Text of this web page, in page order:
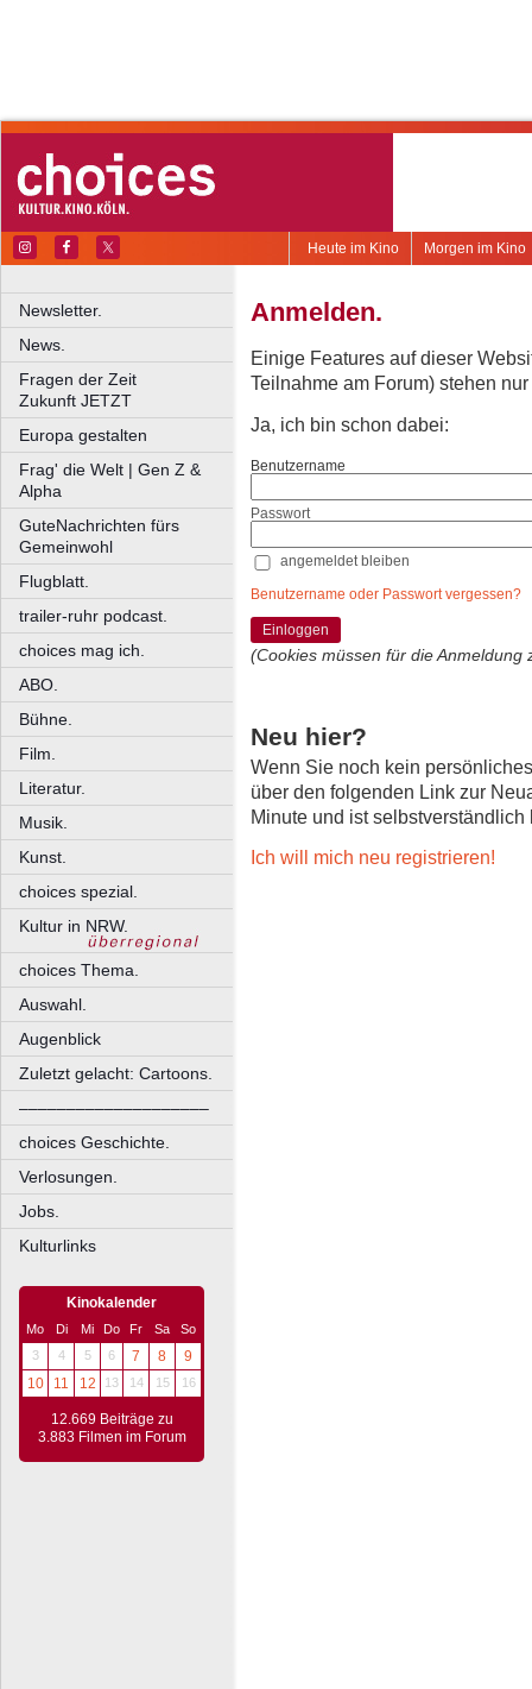
Morgen im Kino
Heute im Kino
Newsletter.
News.
Fragen der Zeit
Zukunft JETZT
Europa gestalten
Frag' die Welt | Gen Z &
Alpha
GuteNachrichten fürs
Gemeinwohl
Flugblatt.
trailer-ruhr podcast.
choices mag ich.
ABO.
Bühne.
Film.
Literatur.
Musik.
Kunst.
choices spezial.
Kultur in NRW.
choices Thema.
Auswahl.
Augenblick
Zuletzt gelacht: Cartoons.
––––––––––––––––––––
choices Geschichte.
Verlosungen.
Jobs.
Kulturlinks
Kinokalender
Mo Di Mi Do Fr Sa
So
3
4 5 6 7 8
9
10
11 12 13 14 15 16
12.669 Beiträge zu
3.883 Filmen im Forum
Anmelden.
Einige Features auf dieser
Teilnahme am Forum) stehen
Ja, ich bin schon dabei:
Benutzername
Passwort
angemeldet bleiben
Benutzername oder Passwort vergessen?
Einloggen
(Cookies müssen für die Anmeldung
Neu hier?
Wenn Sie noch kein
über den folgenden Link zur
Minute und ist selbstverständlich
Ich will mich neu registrieren!